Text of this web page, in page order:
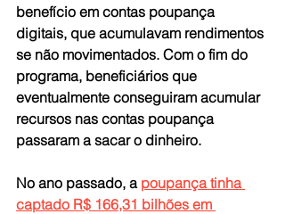
benefício em contas poupança
digitais, que acumulavam rendimentos
se não movimentados. Com o fim do
programa, beneficiários que
eventualmente conseguiram acumular
recursos nas contas poupança
passaram a sacar o dinheiro.
No ano passado, a poupança tinha
captado R$ 166,31 bilhões em